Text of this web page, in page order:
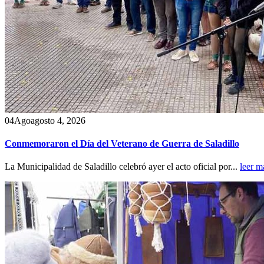
04Agoagosto 4, 2026
Conmemoraron el Día del Veterano de Guerra de Saladillo
La Municipalidad de Saladillo celebró ayer el acto oficial por... leer